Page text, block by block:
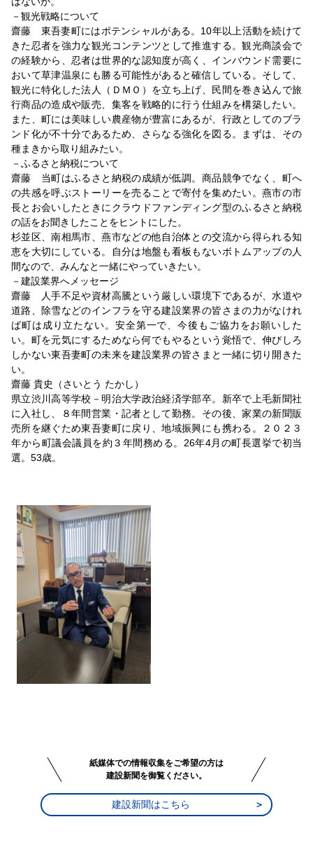
－観光戦略について
齋藤 東吾妻町にはポテンシャルがある。10年以上活動を続けて
きた忍者を強力な観光コンテンツとして推進する。観光商談会で
の経験から、忍者は世界的な認知度が高く、インバウンド需要に
おいて草津温泉にも勝る可能性があると確信している。そして、
観光に特化した法人（ＤＭＯ）を立ち上げ、民間を巻き込んで旅
行商品の造成や販売、集客を戦略的に行う仕組みを構築したい。
また、町には美味しい農産物が豊富にあるが、行政としてのブラ
ンド化が不十分であるため、さらなる強化を図る。まずは、その
種まきから取り組みたい。
－ふるさと納税について
齋藤 当町はふるさと納税の成績が低調。商品競争でなく、町へ
の共感を呼ぶストーリーを売ることで寄付を集めたい。燕市の市
長とお会いしたときにクラウドファンディング型のふるさと納税
の話をお聞きしたことをヒントにした。
杉並区、南相馬市、燕市などの他自治体との交流から得られる知
恵を大切にしている。自分は地盤も看板もないボトムアップの人
間なので、みんなと一緒にやっていきたい。
－建設業界へメッセージ
齋藤 人手不足や資材高騰という厳しい環境下であるが、水道や
道路、除雪などのインフラを守る建設業界の皆さまの力がなけれ
ば町は成り立たない。安全第一で、今後もご協力をお願いした
い。町を元気にするためなら何でもやるという覚悟で、伸びしろ
しかない東吾妻町の未来を建設業界の皆さまと一緒に切り開きた
い。
齋藤 貴史（さいとう たかし）
県立渋川高等学校－明治大学政治経済学部卒。新卒で上毛新聞社
に入社し、８年間営業・記者として勤務。その後、家業の新聞販
売所を継ぐため東吾妻町に戻り、地域振興にも携わる。２０２３
年から町議会議員を約３年間務める。26年4月の町長選挙で初当
選。53歳。
紙媒体での情報収集をご希望の方は
建設新聞を御覧ください。
建設新聞はこちら